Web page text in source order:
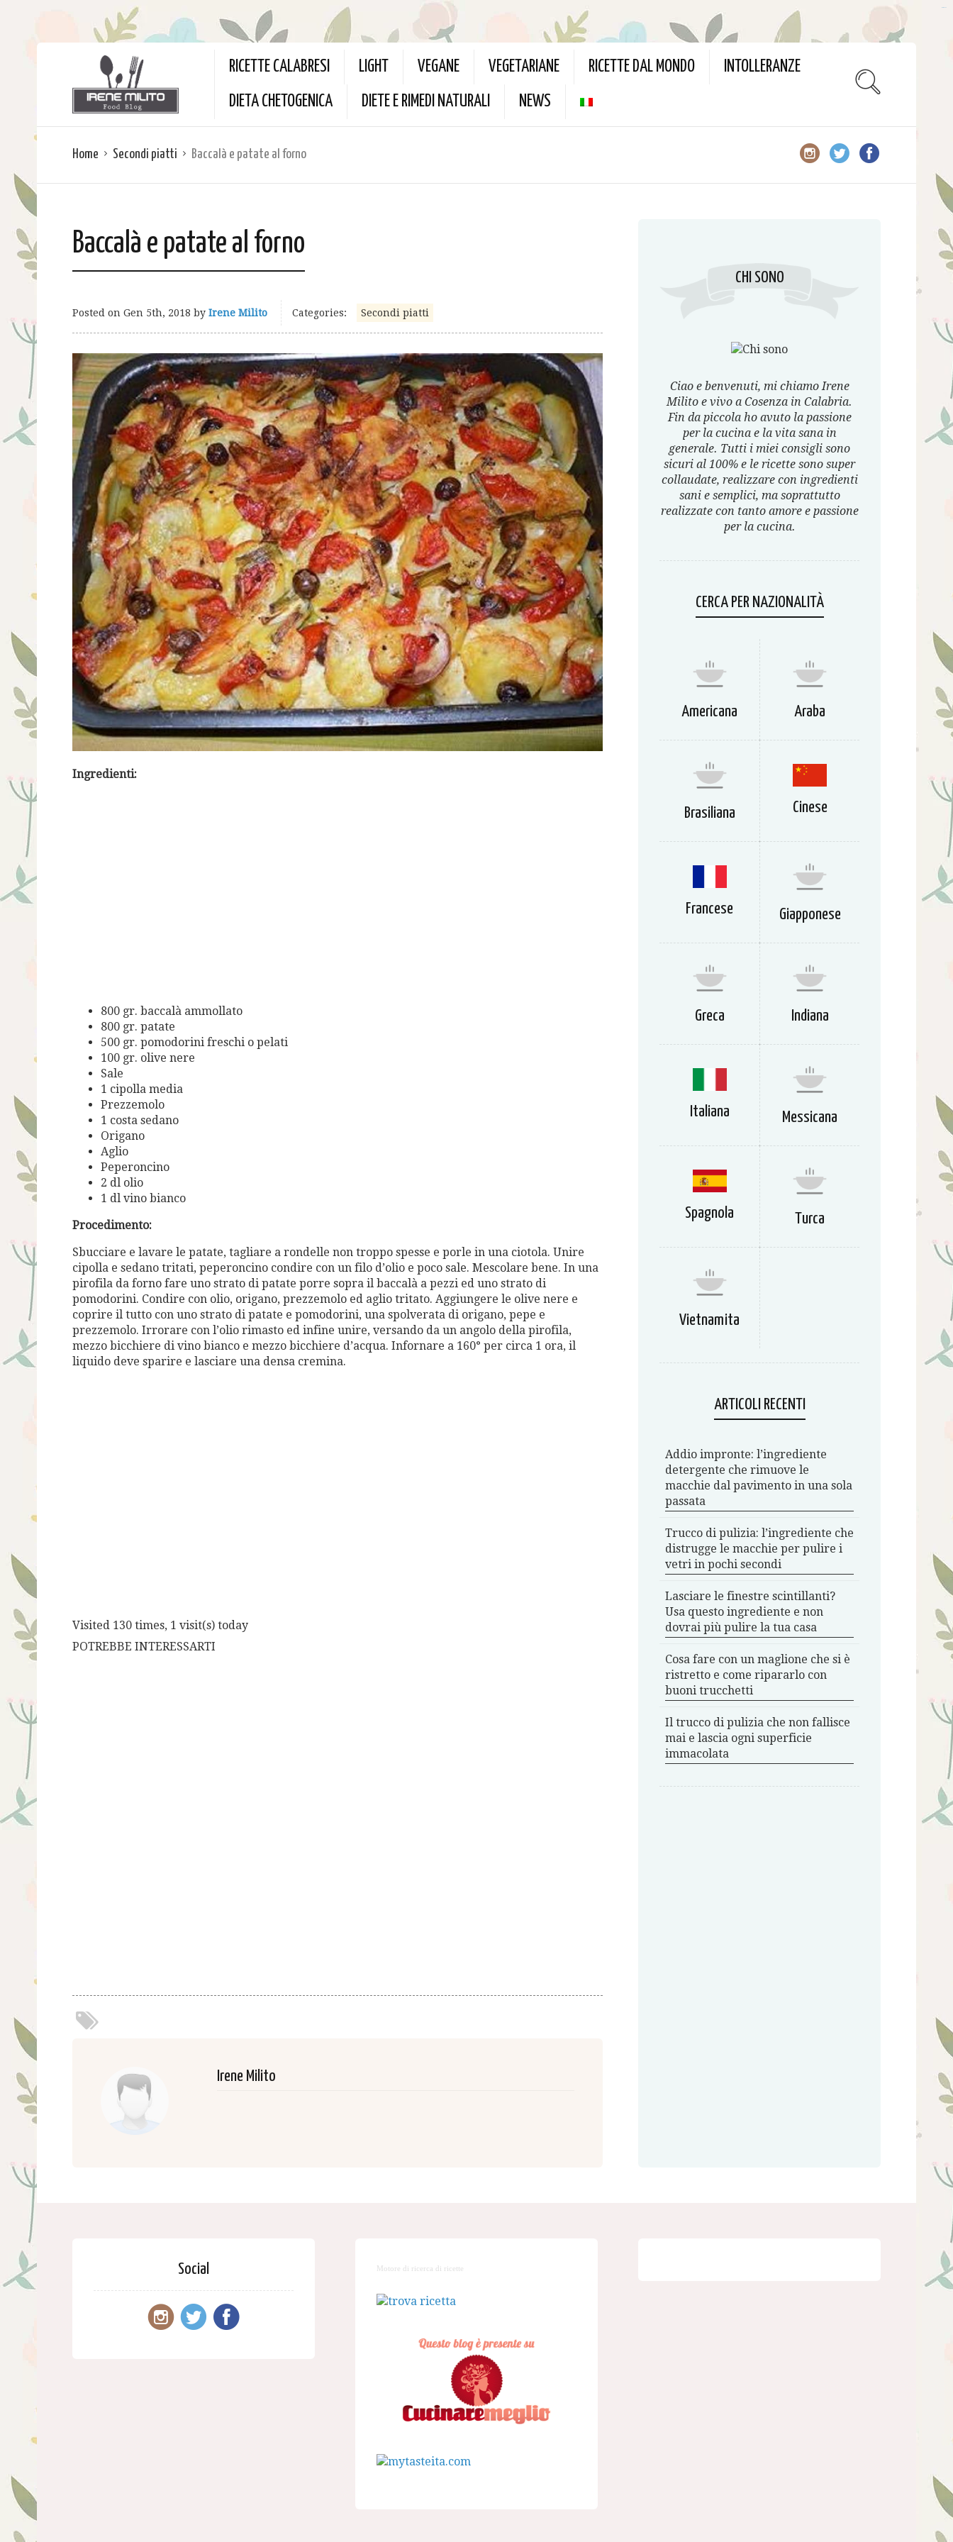
RICETTE CALABRESI LIGHT VEGANE VEGETARIANE RICETTE DAL MONDO INTOLLERANZE
DIETA CHETOGENICA DIETE E RIMEDI NATURALI NEWS
Home Secondi piatti Baccalà e patate al forno
Baccalà e patate al forno
Posted on Gen 5th, 2018 by Irene Milito Categories: Secondi piatti
Ingredienti:
800 gr. baccalà ammollato
800 gr. patate
500 gr. pomodorini freschi o pelati
100 gr. olive nere
Sale
1 cipolla media
Prezzemolo
1 costa sedano
Origano
Aglio
Peperoncino
2 dl olio
1 dl vino bianco
Procedimento:
Sbucciare e lavare le patate, tagliare a rondelle non troppo spesse e porle in una ciotola. Unire
cipolla e sedano tritati, peperoncino condire con un filo d’olio e poco sale. Mescolare bene. In una
pirofila da forno fare uno strato di patate porre sopra il baccalà a pezzi ed uno strato di
pomodorini. Condire con olio, origano, prezzemolo ed aglio tritato. Aggiungere le olive nere e
coprire il tutto con uno strato di patate e pomodorini, una spolverata di origano, pepe e
prezzemolo. Irrorare con l’olio rimasto ed infine unire, versando da un angolo della pirofila,
mezzo bicchiere di vino bianco e mezzo bicchiere d’acqua. Infornare a 160° per circa 1 ora, il
liquido deve sparire e lasciare una densa cremina.
Visited 130 times, 1 visit(s) today
POTREBBE INTERESSARTI
Irene Milito
CHI SONO
Ciao e benvenuti, mi chiamo Irene
Milito e vivo a Cosenza in Calabria.
Fin da piccola ho avuto la passione
per la cucina e la vita sana in
generale. Tutti i miei consigli sono
sicuri al 100% e le ricette sono super
collaudate, realizzare con ingredienti
sani e semplici, ma soprattutto
realizzate con tanto amore e passione
per la cucina.
CERCA PER NAZIONALITÀ
Americana Araba
Brasiliana Cinese
Francese Giapponese
Greca Indiana
Italiana Messicana
Spagnola Turca
Vietnamita
ARTICOLI RECENTI
Addio impronte: l’ingrediente
detergente che rimuove le
macchie dal pavimento in una sola
passata
Trucco di pulizia: l’ingrediente che
distrugge le macchie per pulire i
vetri in pochi secondi
Lasciare le finestre scintillanti?
Usa questo ingrediente e non
dovrai più pulire la tua casa
Cosa fare con un maglione che si è
ristretto e come ripararlo con
buoni trucchetti
Il trucco di pulizia che non fallisce
mai e lascia ogni superficie
immacolata
Social Motore di ricerca di ricette